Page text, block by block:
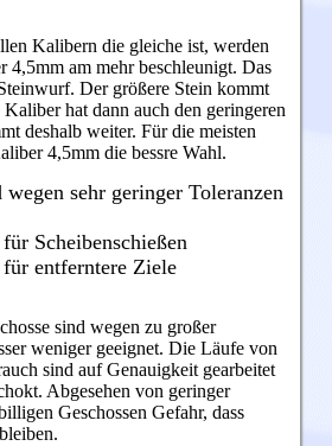
Kalibern die gleiche ist, werden
4,5mm am mehr beschleunigt. Das
Der größere Stein kommt
hat dann auch den geringeren
deshalb weiter. Für die meisten
4,5mm die bessre Wahl.
wegen sehr geringer Toleranzen
für Scheibenschießen
für entferntere Ziele
sind wegen zu großer
weniger geeignet. Die Läufe von
sind auf Genauigkeit gearbeitet
Abgesehen von geringer
Geschossen Gefahr, dass